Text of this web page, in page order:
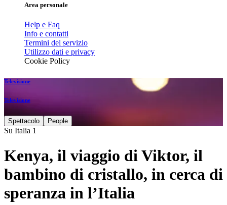
Area personale
Help e Faq
Info e contatti
Termini del servizio
Utilizzo dati e privacy
Cookie Policy
Televisione
Televisione
Spettacolo People
Su Italia 1
Kenya, il viaggio di Viktor, il
bambino di cristallo, in cerca di
speranza in l’Italia